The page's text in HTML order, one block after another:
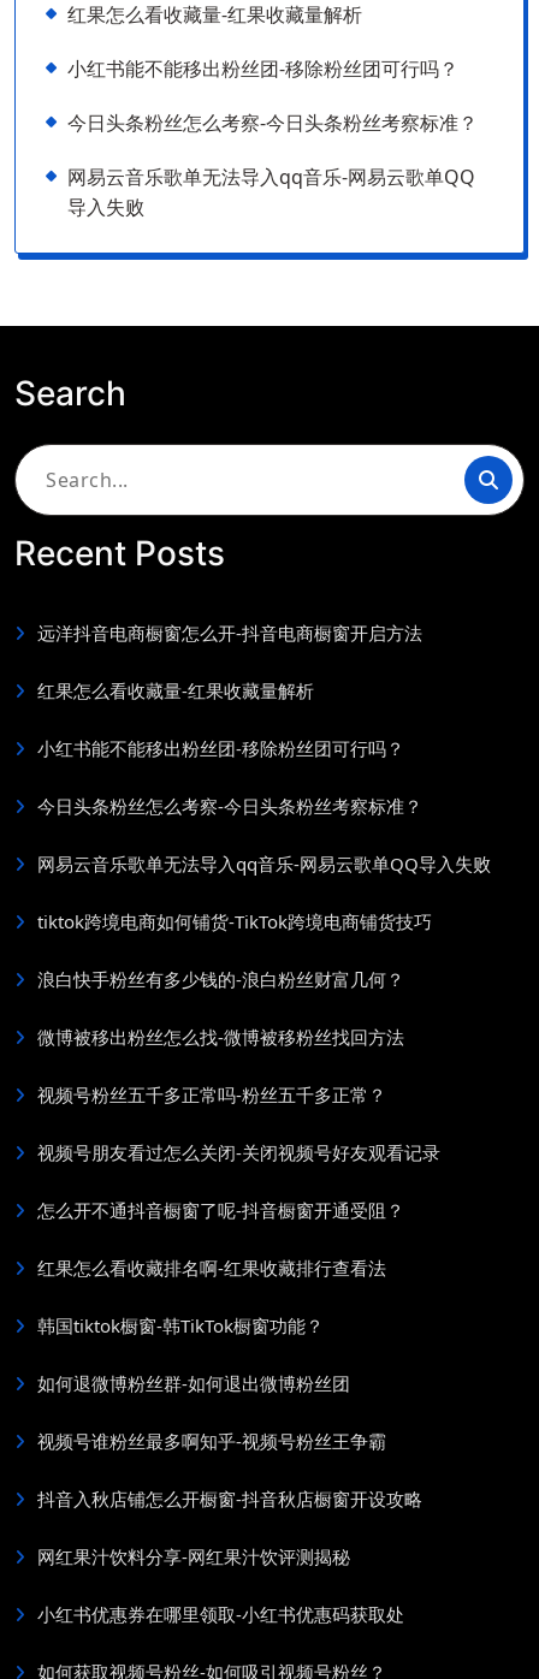
红果怎么看收藏量-红果收藏量解析
小红书能不能移出粉丝团-移除粉丝团可行吗？
今日头条粉丝怎么考察-今日头条粉丝考察标准？
网易云音乐歌单无法导入qq音乐-网易云歌单QQ
导入失败
Search
Search
Recent Posts
远洋抖音电商橱窗怎么开-抖音电商橱窗开启方法
红果怎么看收藏量-红果收藏量解析
小红书能不能移出粉丝团-移除粉丝团可行吗？
今日头条粉丝怎么考察-今日头条粉丝考察标准？
网易云音乐歌单无法导入qq音乐-网易云歌单QQ导入失败
tiktok跨境电商如何铺货-TikTok跨境电商铺货技巧
浪白快手粉丝有多少钱的-浪白粉丝财富几何？
微博被移出粉丝怎么找-微博被移粉丝找回方法
视频号粉丝五千多正常吗-粉丝五千多正常？
视频号朋友看过怎么关闭-关闭视频号好友观看记录
怎么开不通抖音橱窗了呢-抖音橱窗开通受阻？
红果怎么看收藏排名啊-红果收藏排行查看法
韩国tiktok橱窗-韩TikTok橱窗功能？
如何退微博粉丝群-如何退出微博粉丝团
视频号谁粉丝最多啊知乎-视频号粉丝王争霸
抖音入秋店铺怎么开橱窗-抖音秋店橱窗开设攻略
网红果汁饮料分享-网红果汁饮评测揭秘
小红书优惠券在哪里领取-小红书优惠码获取处
如何获取视频号粉丝-如何吸引视频号粉丝？